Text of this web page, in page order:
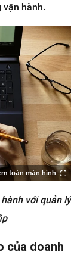
vận hành.
toàn màn hình
với quản lý
của doanh